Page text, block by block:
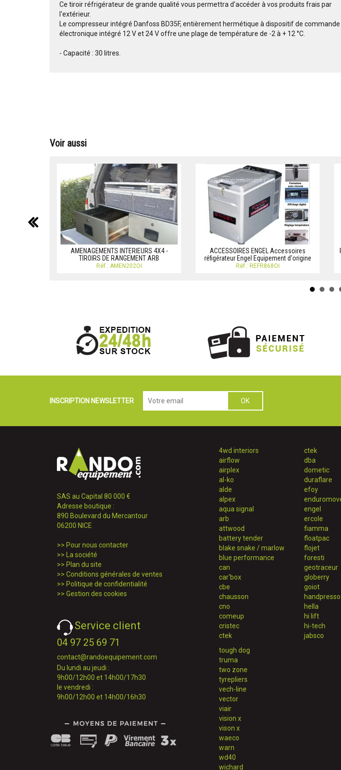
Ce tiroir réfrigérateur de grande qualité vous permettra d'accéder à vos produits frais par
l'extérieur.
Le compresseur intégré Danfoss BD35F, entièrement hermétique à dispositif de commande
électronique intégré 12 V et 24 V offre une plage de température de -2 à + 12 °C.
- Capacité : 30 litres.
Voir aussi
AMENAGEMENTS INTERIEURS 4X4 -
TIROIRS DE RANGEMENT ARB
Réf.: AMEN202OI
ACCESSOIRES ENGEL Accessoires
réfigérateur Engel Equipement d'origine
Réf.: REFR868OI
précédent
INSCRIPTION NEWSLETTER
SAS au Capital 80 000 €
Adresse boutique :
890 Boulevard du Mercantour
06200 NICE
>> Pour nous contacter
>>
La société
>> Plan du site
>> Conditions générales de ventes
>> Politique de confidentialité
>> Gestion des cookies
Service client
04 97 25 69 71
contact@randoequipement.com
Du lundi au jeudi :
9h00/12h00 et 14h00/17h30
le vendredi :
9h00/12h00 et 14h00/16h30
4wd interiors
airflow
airplex
al-ko
alde
alpex
aqua signal
arb
attwood
battery tender
blake snake / marlow
blue performance
can
car'box
cbe
chausson
cno
comeup
cristec
ctek
ctek
dba
dometic
duraflare
efoy
engel
ercole
fiamma
floatpac
flojet
foresti
geotraceur
globerry
goiot
handpresso
hella
hi lift
hi-tech
jabsco
tough dog
truma
two zone
tyrepliers
vech-line
vector
viair
vision x
vison x
waeco
warn
wd40
wichard